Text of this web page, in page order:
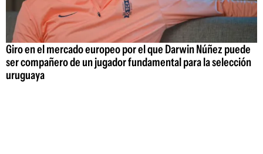
Giro en el mercado europeo por el que Darwin Núñez puede
ser compañero de un jugador fundamental para la selección
uruguaya